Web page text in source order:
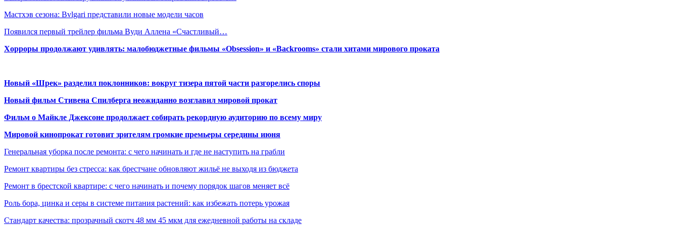
Мастхэв сезона: Bvlgari представили новые модели часов
Появился первый трейлер фильма Вуди Аллена «Счастливый…
Хорроры продолжают удивлять: малобюджетные фильмы «Obsession» и «Backrooms» стали хитами мирового проката
Новый «Шрек» разделил поклонников: вокруг тизера пятой части разгорелись споры
Новый фильм Стивена Спилберга неожиданно возглавил мировой прокат
Фильм о Майкле Джексоне продолжает собирать рекордную аудиторию по всему миру
Мировой кинопрокат готовит зрителям громкие премьеры середины июня
Генеральная уборка после ремонта: с чего начинать и где не наступить на грабли
Ремонт квартиры без стресса: как брестчане обновляют жильё не выходя из бюджета
Ремонт в брестской квартире: с чего начинать и почему порядок шагов меняет всё
Роль бора, цинка и серы в системе питания растений: как избежать потерь урожая
Стандарт качества: прозрачный скотч 48 мм 45 мкм для ежедневной работы на складе